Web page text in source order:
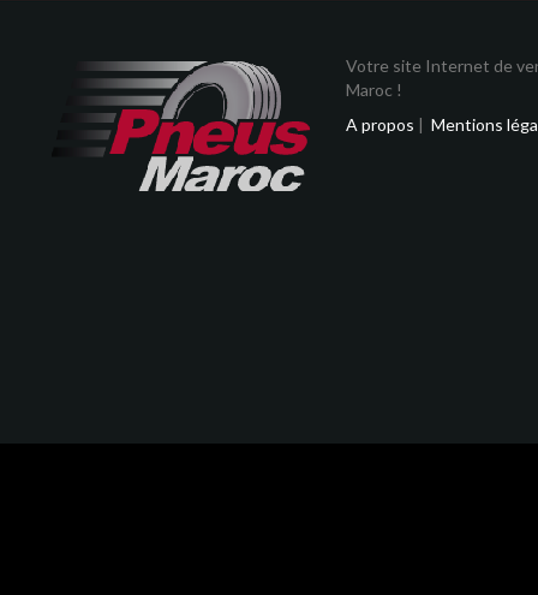
Votre site Internet de
Maroc !
A propos | Mentions